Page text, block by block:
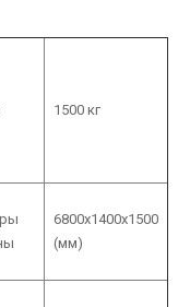
1500 кг
6800x1400x1500
(мм)